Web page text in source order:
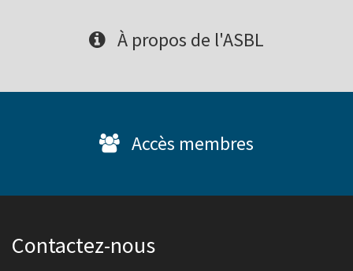
À propos de l'ASBL
Accès membres
Contactez-nous